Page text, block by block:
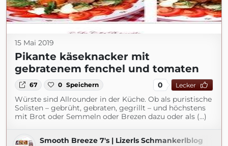
15 Mai 2019
Pikante käseknacker mit
gebratenem fenchel und tomaten
67 0 Speichern 0 Lecker
Würste sind Allrounder in der Küche. Ob als puristische
Solisten – gebrüht, gebraten, gegrillt – und höchstens
mit Brot oder Semmeln oder Brezen dazu oder als (...)
Smooth Breeze 7's | Lizerls Schmankerlblog